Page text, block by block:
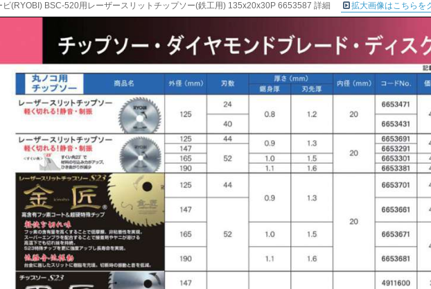
ビ(RYOBI) BSC-520用レーザースリットチップソー(鉄工用) 135x20x30P 6653587 詳細 拡大画像はこちらを